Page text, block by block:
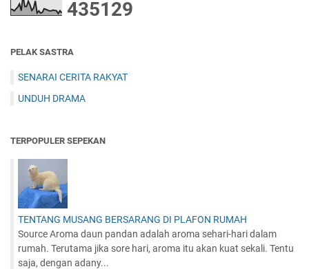
435129
PELAK SASTRA
SENARAI CERITA RAKYAT
UNDUH DRAMA
TERPOPULER SEPEKAN
TENTANG MUSANG BERSARANG DI PLAFON RUMAH
Source Aroma daun pandan adalah aroma sehari-hari dalam
rumah. Terutama jika sore hari, aroma itu akan kuat sekali. Tentu
saja, dengan adany...